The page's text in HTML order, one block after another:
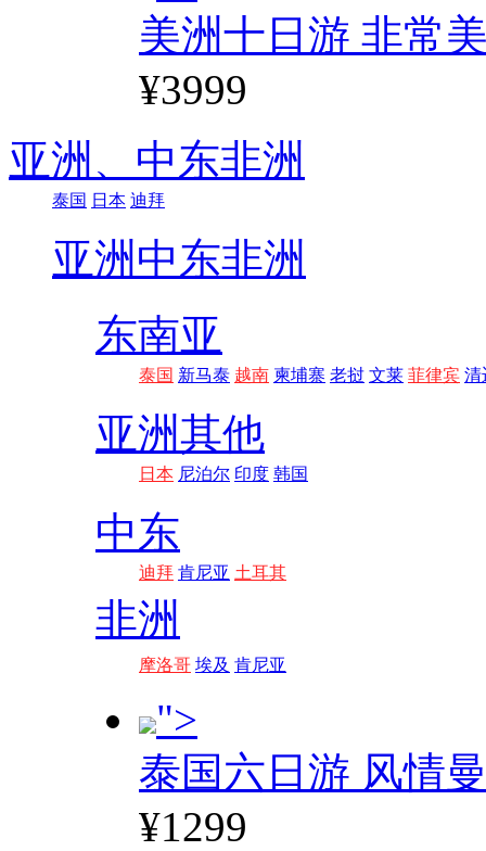
美洲十日游 非常
¥3999
亚洲、 中东非洲
泰国 日本 迪拜
亚洲 中东非洲
东南亚
泰国 新马泰 越南 柬埔寨 老挝 文莱 菲律宾 清
亚洲其他
日本 尼泊尔 印度 韩国
中东
迪拜 肯尼亚 土耳其
非洲
摩洛哥 埃及 肯尼亚
">
泰国六日游 风情
¥1299